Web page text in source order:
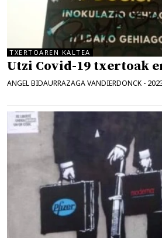
TXERTOAREN KALTEA
Utzi Covid-19 txertoak
ANGEL BIDAURRAZAGA VANDIERDONCK -